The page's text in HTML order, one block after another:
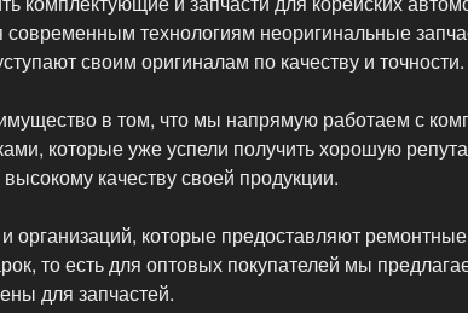
современным технологиям неоригинальные
своим оригиналам по качеству и точности.
в том, что мы напрямую работаем с
которые уже успели получить хорошую
качеству своей продукции.
организаций, которые предоставляют ремонтные
то есть для оптовых покупателей мы
для запчастей.